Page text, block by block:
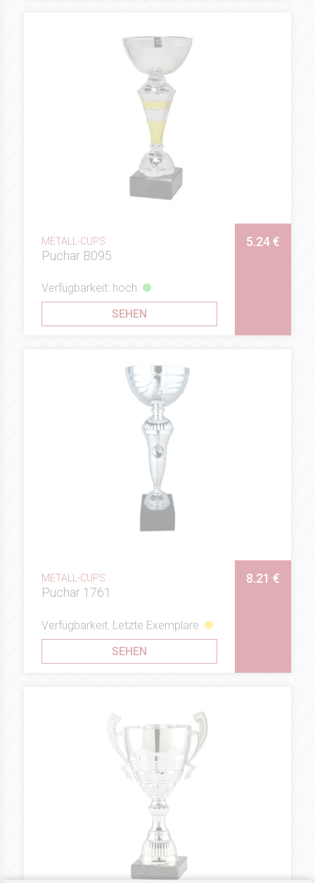
METALL-CUPS
Puchar B095
5.24 €
Verfügbarkeit: hoch
SEHEN
METALL-CUPS
Puchar 1761
8.21 €
Verfügbarkeit: Letzte Exemplare
SEHEN